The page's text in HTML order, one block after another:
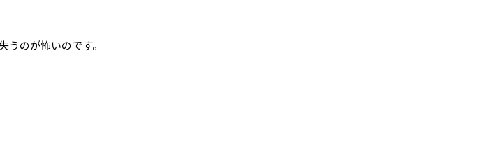
のが怖いのです。